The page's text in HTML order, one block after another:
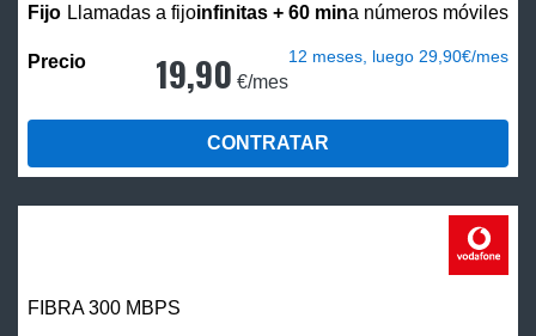
Llamadas a fijoinfinitas + 60 mina números móviles
19,90 €/mes
12 meses, luego 29,90€/mes
CONTRATAR
FIBRA 300 MBPS